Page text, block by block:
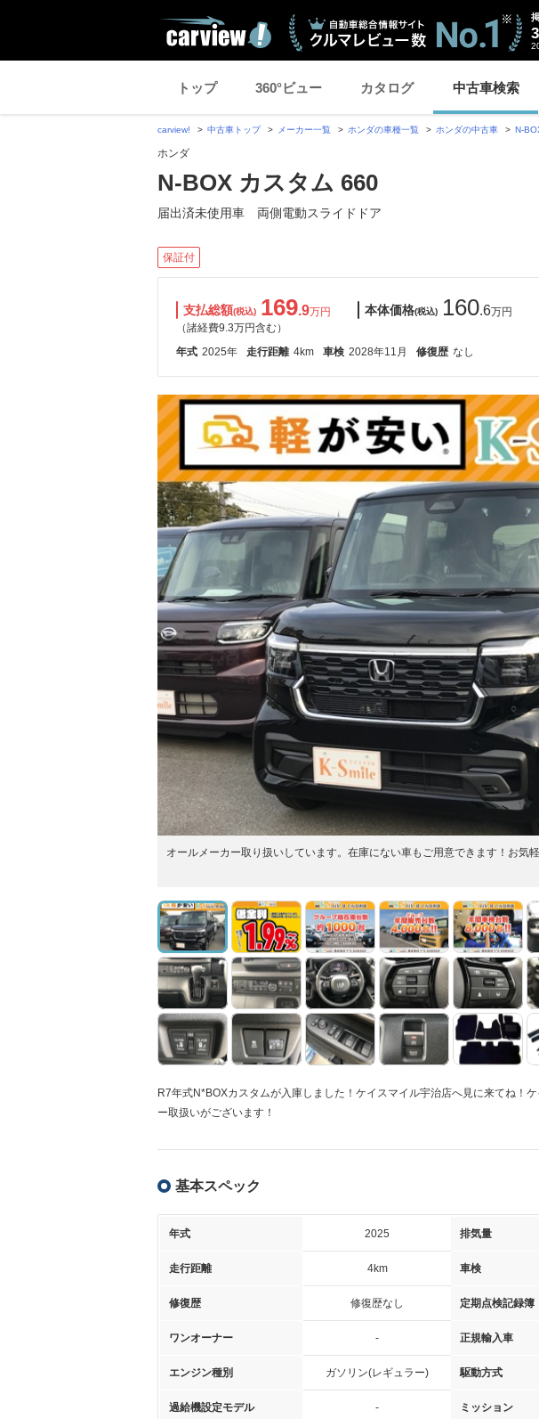
トップ 360°ビュー カタログ 中古車検索
carview! 中古車トップ メーカー一覧 ホンダの車種一覧 ホンダの中古車 N-
ホンダ
N-BOX カスタム 660
届出済未使用車 両側電動スライドドア
保証付
支払総額(税込) 169.9万円
（諸経費9.3万円含む）
本体価格(税込) 160.6万円
年式 2025年 走行距離 4km 車検 2028年11月 修復歴 なし
オールメーカー取り扱いしています。在庫にない車もご用意できます！お気
R7年式N*BOXカスタムが入庫しました！ケイスマイル宇治店へ見に来てね！
ー取扱いがございます！
基本スペック
年式 2025 排気量
走行距離 4km 車検
修復歴 修復歴なし 定期点検記録簿
ワンオーナー - 正規輸入車
エンジン種別 ガソリン(レギュラー) 駆動方式
過給機設定モデル - ミッション